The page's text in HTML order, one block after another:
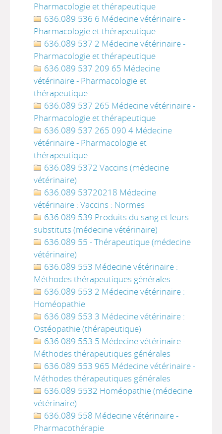
Pharmacologie et thérapeutique
636.089 536 6 Médecine vétérinaire -
Pharmacologie et thérapeutique
636.089 537 2 Médecine vétérinaire -
Pharmacologie et thérapeutique
636.089 537 209 65 Médecine
vétérinaire - Pharmacologie et
thérapeutique
636.089 537 265 Médecine vétérinaire -
Pharmacologie et thérapeutique
636.089 537 265 090 4 Médecine
vétérinaire - Pharmacologie et
thérapeutique
636.089 5372 Vaccins (médecine
vétérinaire)
636.089 53720218 Médecine
vétérinaire : Vaccins : Normes
636.089 539 Produits du sang et leurs
substituts (médecine vétérinaire)
636.089 55 - Thérapeutique (médecine
vétérinaire)
636.089 553 Médecine vétérinaire :
Méthodes thérapeutiques générales
636.089 553 2 Médecine vétérinaire :
Homéopathie
636.089 553 3 Médecine vétérinaire :
Ostéopathie (thérapeutique)
636.089 553 5 Médecine vétérinaire -
Méthodes thérapeutiques générales
636.089 553 965 Médecine vétérinaire -
Méthodes thérapeutiques générales
636.089 5532 Homéopathie (médecine
vétérinaire)
636.089 558 Médecine vétérinaire -
Pharmacothérapie